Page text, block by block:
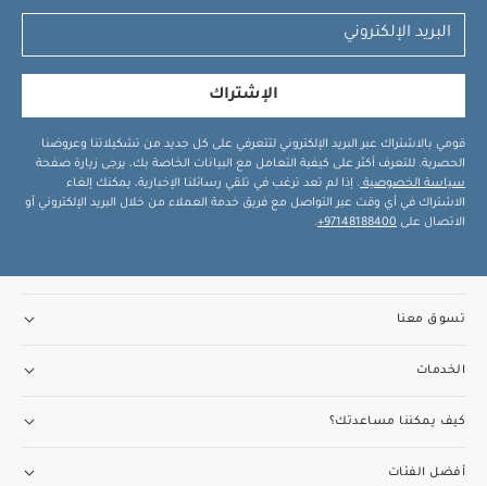
الإشتراك
قومي بالاشتراك عبر البريد الإلكتروني لتتعرفي على كل جديد من تشكيلاتنا وعروضنا
الحصرية. للتعرف أكثر على كيفية التعامل مع البيانات الخاصة بك، يرجى زيارة صفحة
سياسة الخصوصية . إذا لم تعد ترغب في تلقي رسائلنا الإخبارية، يمكنك إلغاء
الاشتراك في أي وقت عبر التواصل مع فريق خدمة العملاء من خلال البريد الإلكتروني أو
الاتصال على 97148188400+
.
تسوق معنا
الخدمات
كيف يمكننا مساعدتك؟
أفضل الفئات